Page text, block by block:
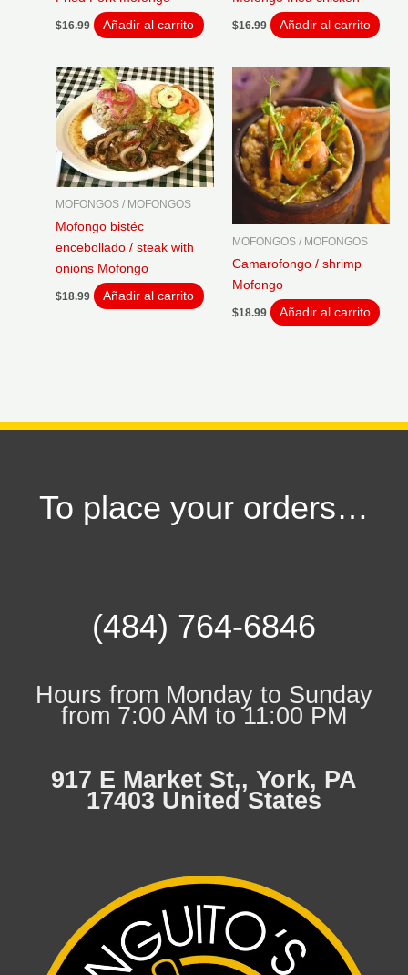
$16.99 Añadir al carrito $16.99 Añadir al carrito
MOFONGOS / MOFONGOS
Mofongo bistéc
encebollado / steak with
onions Mofongo
$18.99 Añadir al carrito
MOFONGOS / MOFONGOS
Camarofongo / shrimp
Mofongo
$18.99 Añadir al carrito
To place your orders…
(484) 764-6846
Hours from Monday to Sunday
from 7:00 AM to 11:00 PM
917 E Market St,, York, PA
17403 United States